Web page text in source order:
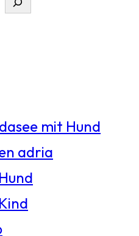
mit Hund
adria